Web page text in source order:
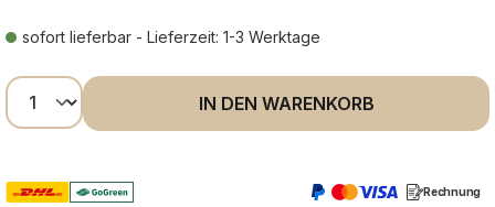
sofort lieferbar - Lieferzeit: 1-3 Werktage
Produkt Anzahl: Gib den gewünschten
IN DEN WARENKORB
Rechnung